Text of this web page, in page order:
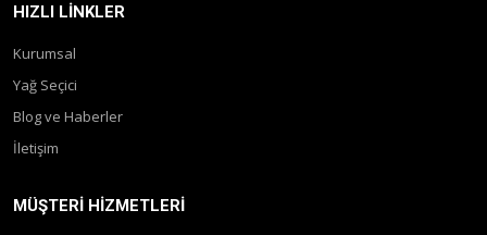
HIZLI LINKLER
Kurumsal
Yağ Seçici
Blog ve Haberler
İletişim
MÜŞTERI HIZMETLERI